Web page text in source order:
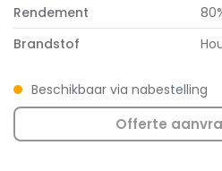
Rendement
Brandstof
Beschikbaar via nabestelling
Offerte